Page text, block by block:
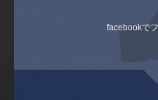
facebookで